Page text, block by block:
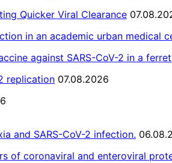
Quicker Viral Clearance
in an academic urban medical
against SARS-CoV-2 in a
replication 07.08.2026
and SARS-CoV-2 infection.
of coronaviral and enteroviral